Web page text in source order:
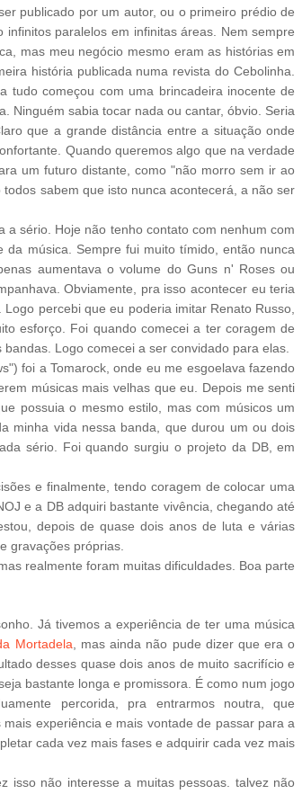
publicado por um autor, ou o primeiro prédio de
paralelos em infinitas áreas. Nem sempre
mas meu negócio mesmo eram as histórias em
história publicada numa revista do Cebolinha.
tudo começou com uma brincadeira inocente de
Ninguém sabia tocar nada ou cantar, óbvio. Seria
que a grande distância entre a situação onde
Quando queremos algo que na verdade
um futuro distante, como "não morro sem ir ao
sabem que isto nunca acontecerá, a não ser
sério. Hoje não tenho contato com nenhum com
música. Sempre fui muito tímido, então nunca
aumentava o volume do Guns n' Roses ou
Obviamente, pra isso acontecer eu teria
percebi que eu poderia imitar Renato Russo,
esforço. Foi quando comecei a ter coragem de
Logo comecei a ser convidado para elas.
foi a Tomarock, onde eu me esgoelava fazendo
músicas mais velhas que eu. Depois me senti
possuia o mesmo estilo, mas com músicos um
minha vida nessa banda, que durou um ou dois
sério. Foi quando surgiu o projeto da DB, em
e finalmente, tendo coragem de colocar uma
e a DB adquiri bastante vivência, chegando até
depois de quase dois anos de luta e várias
gravações próprias.
realmente foram muitas dificuldades. Boa parte
Já tivemos a experiência de ter uma música
Mortadela , mas ainda não pude dizer que era o
desses quase dois anos de muito sacrifício e
bastante longa e promissora. É como num jogo
percorida, pra entrarmos noutra, que
experiência e mais vontade de passar para a
cada vez mais fases e adquirir cada vez mais
isso não interesse a muitas pessoas. talvez não